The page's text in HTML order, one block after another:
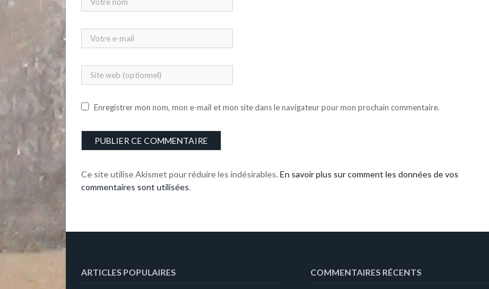
Enregistrer mon nom, mon e-mail et mon site dans le navigateur pour mon prochain commentaire.
Ce site utilise Akismet pour réduire les indésirables.En savoir plus sur comment les données de vos
commentaires sont utilisées.
ARTICLES POPULAIRES COMMENTAIRES RÉCENTS